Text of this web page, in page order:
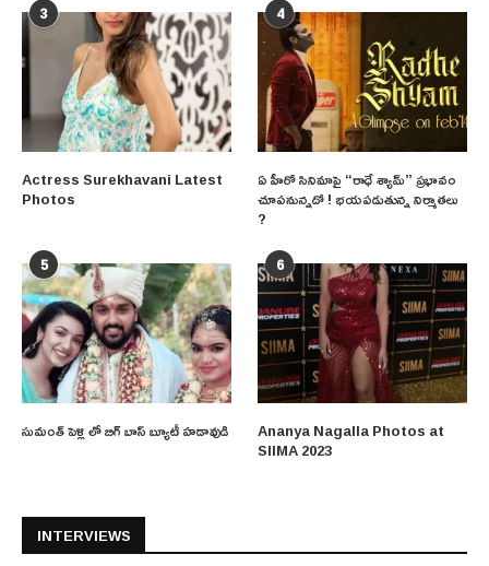
3
Actress Surekhavani Latest
Photos
4
ఏ హీరో సినిమాపై “రాధే శ్యామ్” ప్రభావం
చూపనున్నదో ! భయపడుతున్న నిర్మాతలు
?
5
సుమంత్ పెళ్లి లో బిగ్ బాస్ బ్యూటీ హడావుడి
6
Ananya Nagalla Photos at
SIIMA 2023
INTERVIEWS